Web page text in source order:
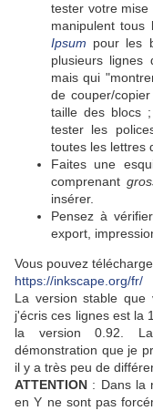
tester votre
manipulent
Ipsum pour les
plusieurs lignes
mais qui
de couper/
taille des blocs
tester les
toutes les lettres
Faites une
comprenant
insérer.
Pensez à
export,
Vous pouvez
https://inkscape.org/fr/
La version stable que
j'écris ces lignes est la
la version 0.92.
démonstration que je
il y a très peu de
ATTENTION : Dans la
en Y ne sont pas